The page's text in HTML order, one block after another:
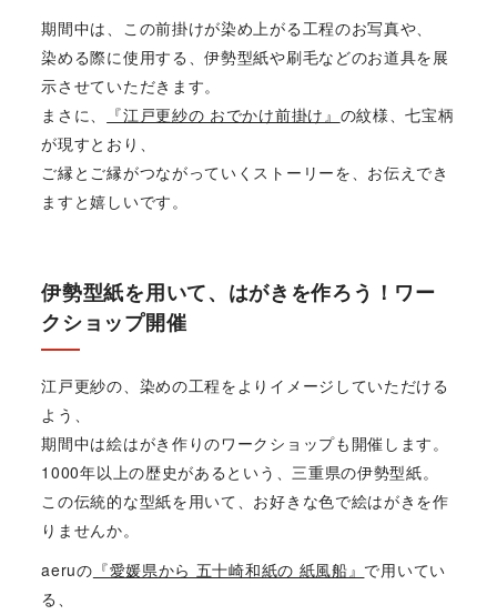
期間中は、この前掛けが染め上がる工程のお写真や、
染める際に使用する、伊勢型紙や刷毛などのお道具を展
示させていただきます。
まさに、
『江戸更紗の おでかけ前掛け』 の紋様、七宝柄
が現すとおり、
ご縁とご縁がつながっていくストーリーを、お伝えでき
ますと嬉しいです。
伊勢型紙を用いて、はがきを作ろう！ワー
クショップ開催
江戸更紗の、染めの工程をよりイメージしていただける
よう、
期間中は絵はがき作りのワークショップも開催します。
1000年以上の歴史があるという、三重県の伊勢型紙。
この伝統的な型紙を用いて、お好きな色で絵はがきを作
りませんか。
aeruの 『愛媛県から 五十崎和紙の 紙風船』 で用いてい
る、